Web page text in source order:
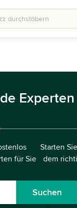
für Sie
Starten
dem
Suchen